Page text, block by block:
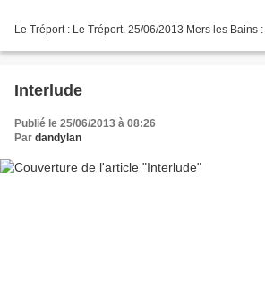
Le Tréport : Le Tréport. 25/06/2013 Mers les Bains :
Interlude
Publié le 25/06/2013 à 08:26
Par dandylan